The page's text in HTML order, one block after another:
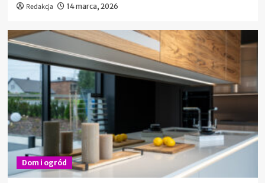
Redakcja 14 marca, 2026
Dom i ogród